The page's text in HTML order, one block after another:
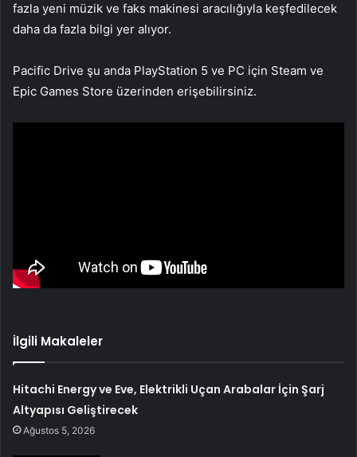
fazla yeni müzik ve faks makinesi aracılığıyla keşfedilecek
daha da fazla bilgi yer alıyor.
Pacific Drive şu anda PlayStation 5 ve PC için Steam ve
Epic Games Store üzerinden erişebilirsiniz.
İlgili Makaleler
Hitachi Energy ve Eve, Elektrikli Uçan Arabalar İçin Şarj
Altyapısı Geliştirecek
Ağustos 5, 2026